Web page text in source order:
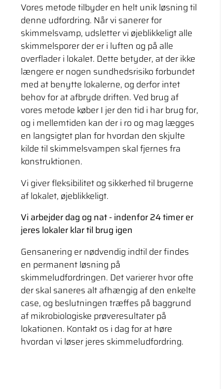
Vores metode tilbyder en helt unik løsning til
denne udfordring. Når vi sanerer for
skimmelsvamp, udsletter vi øjeblikkeligt alle
skimmelsporer der er i luften og på alle
overflader i lokalet. Dette betyder, at der ikke
længere er nogen sundhedsrisiko forbundet
med at benytte lokalerne, og derfor intet
behov for at afbryde driften. Ved brug af
vores metode køber I jer den tid i har brug for,
og i mellemtiden kan der i ro og mag lægges
en langsigtet plan for hvordan den skjulte
kilde til skimmelsvampen skal fjernes fra
konstruktionen.
Vi giver fleksibilitet og sikkerhed til brugerne
af lokalet, øjeblikkeligt.
Vi arbejder dag og nat - indenfor 24 timer er
jeres lokaler klar til brug igen
Gensanering er nødvendig indtil der findes
en permanent løsning på
skimmeludfordringen. Det varierer hvor ofte
der skal saneres alt afhængig af den enkelte
case, og beslutningen træffes på baggrund
af mikrobiologiske prøveresultater på
lokationen. Kontakt os i dag for at høre
hvordan vi løser jeres skimmeludfordring.